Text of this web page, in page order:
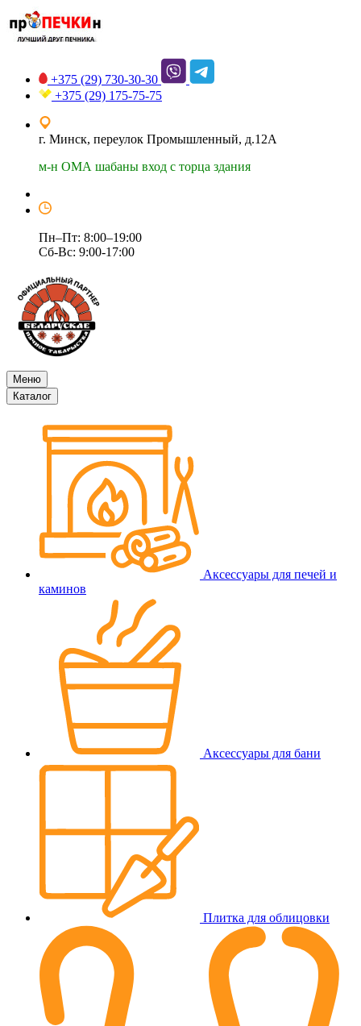
+375 (29) 730-30-30
+375 (29) 175-75-75
г. Минск, переулок Промышленный, д.12А
м-н ОМА шабаны вход с торца здания
Пн–Пт: 8:00–19:00
Сб-Вс: 9:00-17:00
Меню
Каталог
Аксессуары для печей и
каминов
Аксессуары для бани
Плитка для облицовки